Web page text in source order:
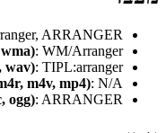
: Arranger, ARRANGER
(asf, wma): WM/Arranger
mp3, wav): TIPL:arranger
m4r, m4v, mp4)
: N/A
(flac, ogg): ARRANGER